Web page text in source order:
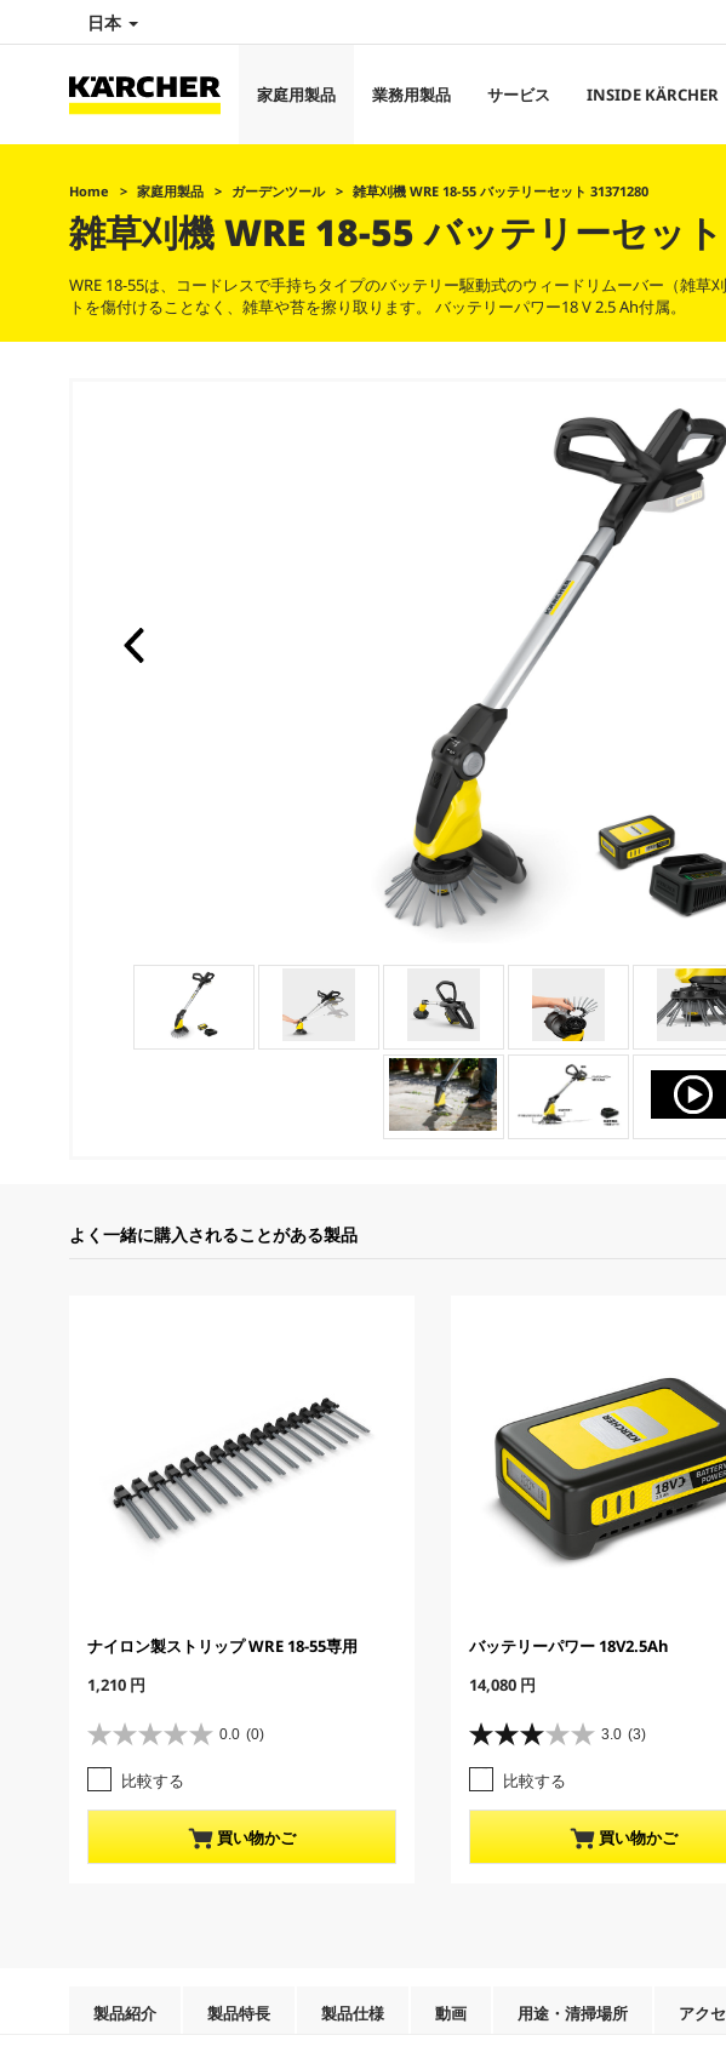
日本
家庭用製品 業務用製品 サービス INSIDE KÄRCHER
Home 家庭用製品 ガーデンツール 雑草刈機 WRE 18-55 バッテリーセット 31371280
雑草刈機 WRE 18-55 バッテリーセット
WRE 18-55は、コードレスで手持ちタイプのバッテリー駆動式のウィードリムーバー（雑
トを傷付けることなく、雑草や苔を擦り取ります。 バッテリーパワー18 V 2.5 Ah付属。
よく一緒に購入されることがある製品
ナイロン製ストリップ WRE 18-55専用
C
r
r
e
n
t
p
r
1,210 円
0.0 (0)
星
0
.
0
5
比較する
買い物かご
バッテリーパワー 18V2.5Ah
C
r
r
e
n
t
p
r
14,080 円
3.0 (3)
星
3
.
0
5
比較する
買い物かご
製品紹介 製品特長 製品仕様 動画 用途・清掃場所 アク